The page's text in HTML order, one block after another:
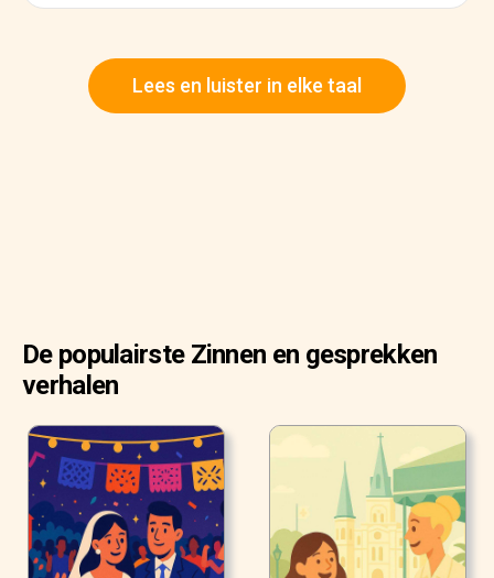
Lees en luister in elke taal
De populairste Zinnen en gesprekken
verhalen